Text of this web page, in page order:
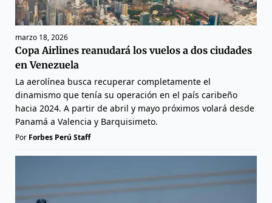
marzo 18, 2026
Copa Airlines reanudará los vuelos a dos ciudades
en Venezuela
La aerolínea busca recuperar completamente el
dinamismo que tenía su operación en el país caribeño
hacia 2024. A partir de abril y mayo próximos volará desde
Panamá a Valencia y Barquisimeto.
Por Forbes Perú Staff